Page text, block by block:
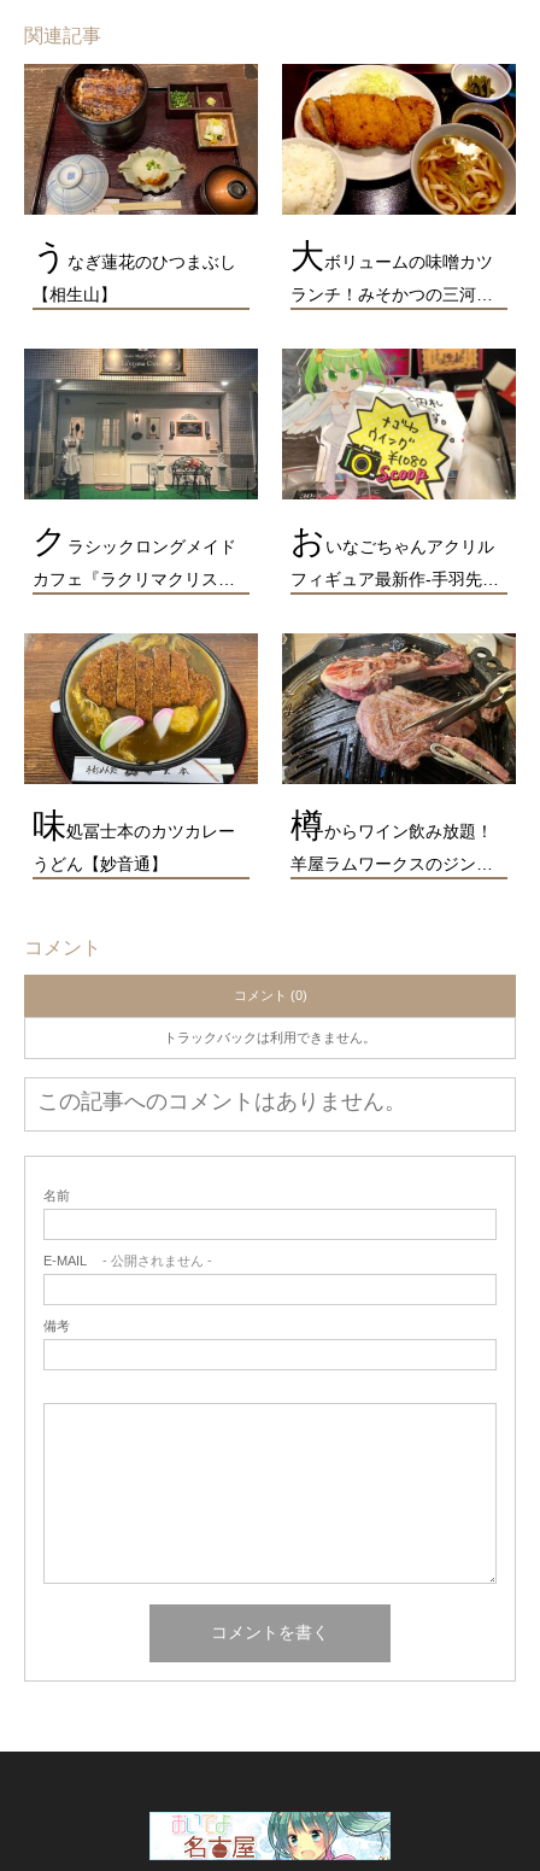
関連記事
う なぎ蓮花のひつまぶし
【相生山】
大ボリュームの味噌カツ
ランチ！みそかつの三河…
ク ラシックロングメイド
カフェ『ラクリマクリス…
おいなごちゃんアクリル
フィギュア最新作-手羽先…
味処冨士本のカツカレー
うどん【妙音通】
樽からワイン飲み放題！
羊屋ラムワークスのジン…
コメント
コメント (0)
トラックバックは利用できません。
この記事へのコメントはありません。
名前
E-MAIL - 公開されません -
備考